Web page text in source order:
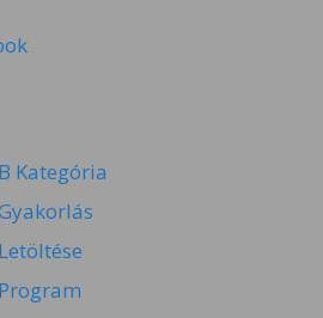
Kategória